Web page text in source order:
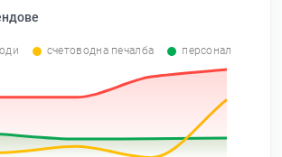
счетоводна печалба персонал